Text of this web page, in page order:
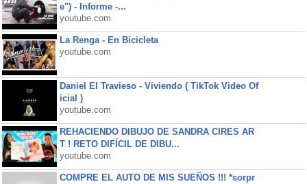
e") - Informe -...
youtube.com
La Renga - En Bicicleta
youtube.com
Daniel El Travieso - Viviendo ( TikTok Video Of
icial )
youtube.com
REHACIENDO DIBUJO DE SANDRA CIRES AR
T ! RETO DIFÍCIL DE DIBU...
youtube.com
COMPRE EL AUTO DE MIS SUEÑOS !!! *sorpr